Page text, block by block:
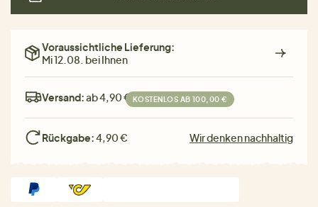
Voraussichtliche Lieferung:
Mi 12.08. bei Ihnen
Versand:ab 4,90 € KOSTENLOS AB 100,00 €
Rückgabe:4,90 € Wir denken nachhaltig